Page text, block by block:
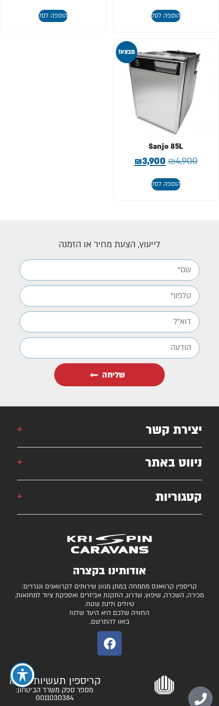
הוספה לסל הוספה לסל
מבצע!
Sanjo 85L
₪4,900
₪3,900
הוספה לסל
לייעוץ, הצעת מחיר או הזמנה
שליחה
יצירת קשר
אורן: 052-6868777
krispincaravans@gmail.com
עצמונה 16, אזה"ת מישור אדומים
ניווט באתר
קרוואן
השירותים שלנו
חניונים מומלצים
יצירת קשר
קטגוריות
ציוד ואביזרים נלווים
אודותינו בקצרה
קריספין קרוואנס מתמחה במתן מגוון שירותים לקרוואנים ונגררים:
מכירה, השכרה, שיפוץ, שדרוג, התקנת אביזרים ואספקת ציוד למחנאות,
טיולים ולינת שטח.
החוויה שלכם היא היעד שלנו!
בואו להתרשם.
קריספין תעשיות בע"מ
מספר ספק משרד הביטחון:
0011030384